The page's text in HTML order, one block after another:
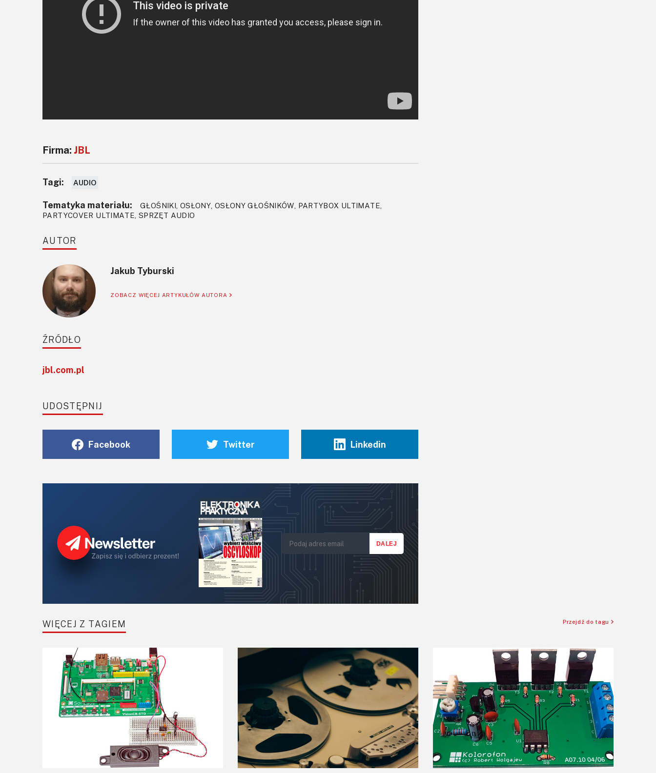
Firma: JBL
Tagi: AUDIO
Tematyka materiału:
GŁOŚNIKI, OSŁONY, OSŁONY GŁOŚNIKÓW, PARTYBOX ULTIMATE,
PARTYCOVER ULTIMATE, SPRZĘT AUDIO
AUTOR
Jakub Tyburski
ZOBACZ WIĘCEJ ARTYKUŁÓW AUTORA
ŹRÓDŁO
jbl.com.pl
UDOSTĘPNIJ
Facebook Twitter Linkedin
WIĘCEJ Z TAGIEM Przejdź do tagu